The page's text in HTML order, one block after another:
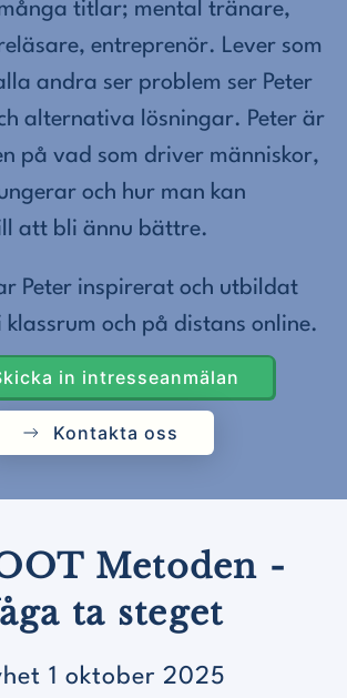
titlar; mental tränare,
entreprenör. Lever som
andra ser problem ser Peter
alternativa lösningar. Peter är
på vad som driver människor,
och hur man kan
att bli ännu bättre.
Peter inspirerat och utbildat
och på distans online.
in intresseanmälan
Kontakta oss
Metoden -
ta steget
1 oktober 2025